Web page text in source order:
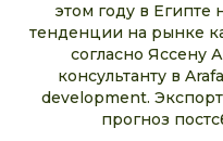
этом году в
тенденции на рынке
согласно Яссену
консультанту в
development.
прогноз